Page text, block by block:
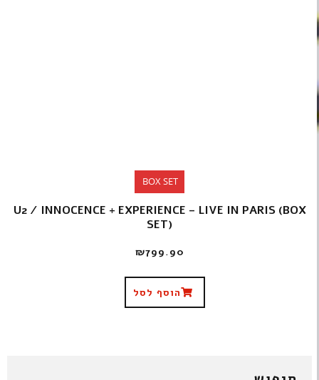
BOX SET
U2 / INNOCENCE + EXPERIENCE – LIVE IN PARIS (BOX
SET)
₪799.90
הוסף לסל